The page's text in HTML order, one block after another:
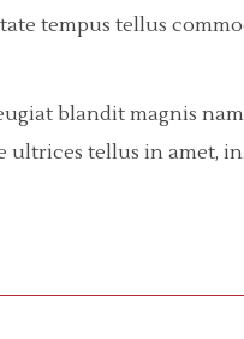
tempus tellus
blandit magnis
ultrices tellus in amet,